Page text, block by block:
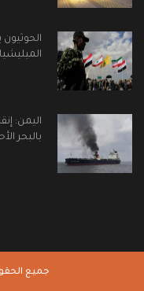
اليمن:
بالبحر
جميع الحقوق